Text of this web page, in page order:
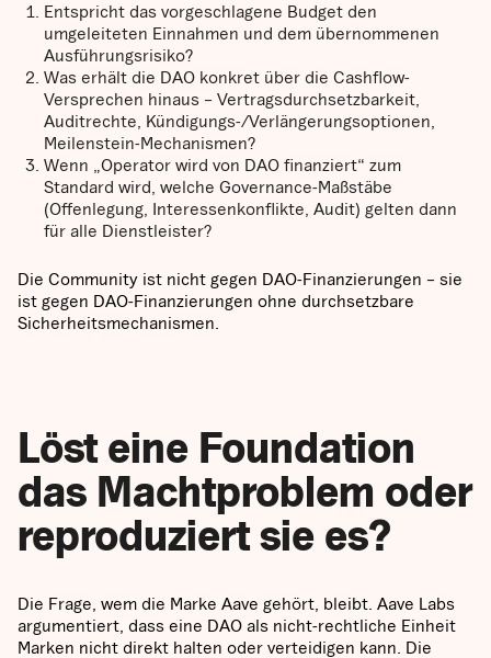
Entspricht das vorgeschlagene Budget den
umgeleiteten Einnahmen und dem übernommenen
Ausführungsrisiko?
Was erhält die DAO konkret über die Cashflow-
Versprechen hinaus – Vertragsdurchsetzbarkeit,
Auditrechte, Kündigungs-/Verlängerungsoptionen,
Meilenstein-Mechanismen?
Wenn „Operator wird von DAO finanziert“ zum
Standard wird, welche Governance-Maßstäbe
(Offenlegung, Interessenkonflikte, Audit) gelten dann
für alle Dienstleister?
Die Community ist nicht gegen DAO-Finanzierungen – sie
ist gegen DAO-Finanzierungen ohne durchsetzbare
Sicherheitsmechanismen.
Löst eine Foundation
das Machtproblem oder
reproduziert sie es?
Die Frage, wem die Marke Aave gehört, bleibt. Aave Labs
argumentiert, dass eine DAO als nicht-rechtliche Einheit
Marken nicht direkt halten oder verteidigen kann. Die